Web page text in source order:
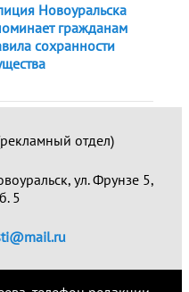
Новоуральска
гражданам
сохранности
отдел)
ул. Фрунзе 5,
5